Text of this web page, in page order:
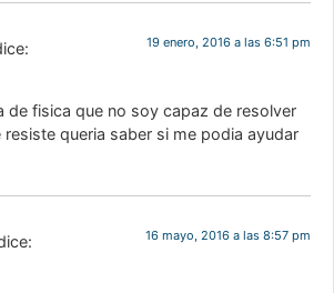
19 enero, 2016 a las 6:51 pm
de fisica que no soy capaz de resolver
queria saber si me podia ayudar
16 mayo, 2016 a las 8:57 pm